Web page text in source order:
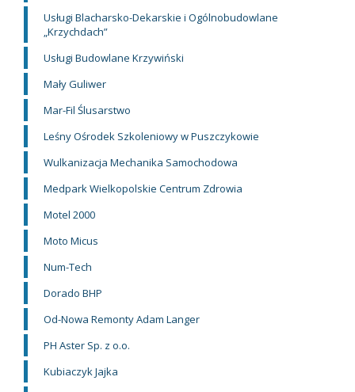
Usługi Blacharsko-Dekarskie i Ogólnobudowlane
„Krzychdach”
Usługi Budowlane Krzywiński
Mały Guliwer
Mar-Fil Ślusarstwo
Leśny Ośrodek Szkoleniowy w Puszczykowie
Wulkanizacja Mechanika Samochodowa
Medpark Wielkopolskie Centrum Zdrowia
Motel 2000
Moto Micus
Num-Tech
Dorado BHP
Od-Nowa Remonty Adam Langer
PH Aster Sp. z o.o.
Kubiaczyk Jajka